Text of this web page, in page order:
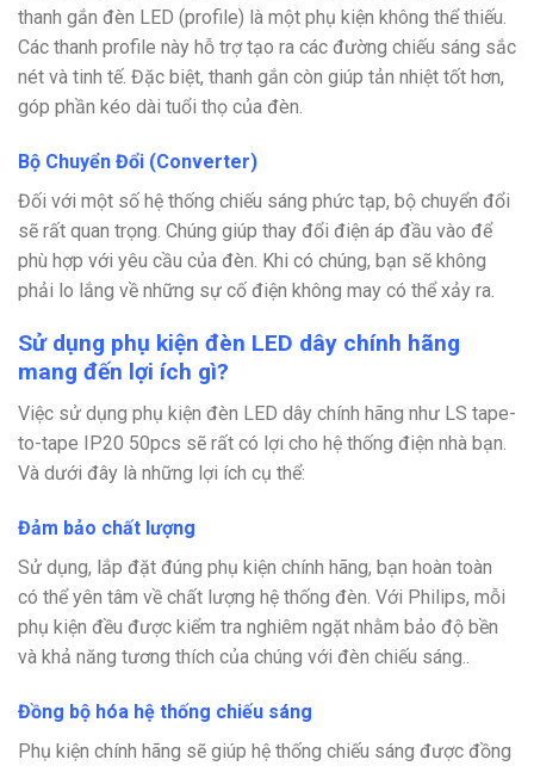
thanh gắn đèn LED (profile) là một phụ kiện không thể thiếu.
Các thanh profile này hỗ trợ tạo ra các đường chiếu sáng sắc
nét và tinh tế. Đặc biệt, thanh gắn còn giúp tản nhiệt tốt hơn,
góp phần kéo dài tuổi thọ của đèn.
Bộ Chuyển Đổi (Converter)
Đối với một số hệ thống chiếu sáng phức tạp, bộ chuyển đổi
sẽ rất quan trọng. Chúng giúp thay đổi điện áp đầu vào để
phù hợp với yêu cầu của đèn. Khi có chúng, bạn sẽ không
phải lo lắng về những sự cố điện không may có thể xảy ra.
Sử dụng phụ kiện đèn LED dây chính hãng
mang đến lợi ích gì?
Việc sử dụng phụ kiện đèn LED dây chính hãng như LS tape-
to-tape IP20 50pcs sẽ rất có lợi cho hệ thống điện nhà bạn.
Và dưới đây là những lợi ích cụ thể:
Đảm bảo chất lượng
Sử dụng, lắp đặt đúng phụ kiện chính hãng, bạn hoàn toàn
có thể yên tâm về chất lượng hệ thống đèn. Với Philips, mỗi
phụ kiện đều được kiểm tra nghiêm ngặt nhằm bảo độ bền
và khả năng tương thích của chúng với đèn chiếu sáng..
Đồng bộ hóa hệ thống chiếu sáng
Phụ kiện chính hãng sẽ giúp hệ thống chiếu sáng được đồng